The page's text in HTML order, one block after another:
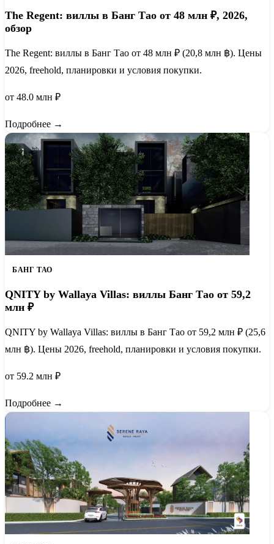
The Regent: виллы в Банг Тао от 48 млн ₽, 2026,
обзор
The Regent: виллы в Банг Тао от 48 млн ₽ (20,8 млн ฿). Цены
2026, freehold, планировки и условия покупки.
от 48.0 млн ₽
Подробнее →
БАНГ ТАО
QNITY by Wallaya Villas: виллы Банг Тао от 59,2
млн ₽
QNITY by Wallaya Villas: виллы в Банг Тао от 59,2 млн ₽ (25,6
млн ฿). Цены 2026, freehold, планировки и условия покупки.
от 59.2 млн ₽
Подробнее →